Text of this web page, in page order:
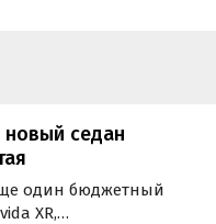
новый седан
один бюджетный
XR,